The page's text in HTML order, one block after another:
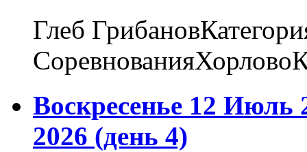
Глеб
Воскресенье 12 Июль
2026 (день 4)